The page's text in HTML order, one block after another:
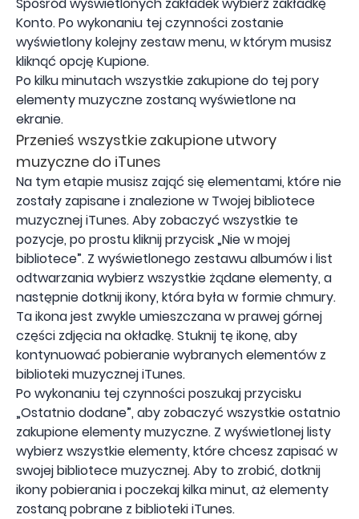
Konto. Po wykonaniu tej czynności zostanie
wyświetlony kolejny zestaw menu, w którym musisz
kliknąć opcję Kupione.
Po kilku minutach wszystkie zakupione do tej pory
elementy muzyczne zostaną wyświetlone na
ekranie.
Przenieś wszystkie zakupione utwory
muzyczne do iTunes
Na tym etapie musisz zająć się elementami, które nie
zostały zapisane i znalezione w Twojej bibliotece
muzycznej iTunes. Aby zobaczyć wszystkie te
pozycje, po prostu kliknij przycisk „Nie w mojej
bibliotece”. Z wyświetlonego zestawu albumów i list
odtwarzania wybierz wszystkie żądane elementy, a
następnie dotknij ikony, która była w formie chmury.
Ta ikona jest zwykle umieszczana w prawej górnej
części zdjęcia na okładkę. Stuknij tę ikonę, aby
kontynuować pobieranie wybranych elementów z
biblioteki muzycznej iTunes.
Po wykonaniu tej czynności poszukaj przycisku
„Ostatnio dodane”, aby zobaczyć wszystkie ostatnio
zakupione elementy muzyczne. Z wyświetlonej listy
wybierz wszystkie elementy, które chcesz zapisać w
swojej bibliotece muzycznej. Aby to zrobić, dotknij
ikony pobierania i poczekaj kilka minut, aż elementy
zostaną pobrane z biblioteki iTunes.